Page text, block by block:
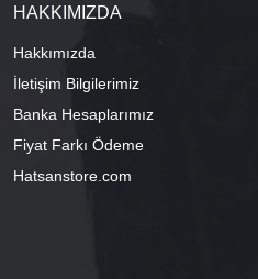
HAKKIMIZDA
Hakkımızda
İletişim Bilgilerimiz
Banka Hesaplarımız
Fiyat Farkı Ödeme
Hatsanstore.com